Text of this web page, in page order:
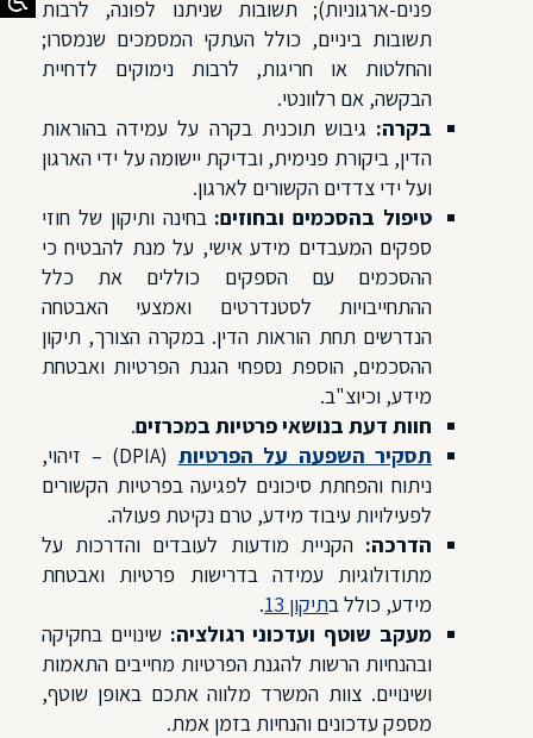
פנים-ארגוניות); תשובות שניתנו לפונה, לרבות
תשובות ביניים, כולל העתקי המסמכים שנמסרו;
והחלטות או חריגות, לרבות נימוקים לדחיית
הבקשה, אם רלוונטי.
בקרה: גיבוש תוכנית בקרה על עמידה בהוראות
הדין, ביקורת פנימית, ובדיקת יישומה על ידי הארגון
ועל ידי צדדים הקשורים לארגון.
טיפול בהסכמים ובחוזים: בחינה ותיקון של חוזי
ספקים המעבדים מידע אישי, על מנת להבטיח כי
ההסכמים עם הספקים כוללים את כלל
ההתחייבויות לסטנדרטים ואמצעי האבטחה
הנדרשים תחת הוראות הדין. במקרה הצורך, תיקון
ההסכמים, הוספת נספחי הגנת הפרטיות ואבטחת
מידע, וכיוצ"ב.
חוות דעת בנושאי פרטיות במכרזים.
תסקיר השפעה על הפרטיות
(DPIA) – זיהוי,
ניתוח והפחתת סיכונים לפגיעה בפרטיות הקשורים
לפעילויות עיבוד מידע, טרם נקיטת פעולה.
הדרכה:הקניית מודעות לעובדים והדרכות על
מתודולוגיות עמידה בדרישות פרטיות ואבטחת
מידע, כולל בתיקון 13
.
מעקב שוטף ועדכוני רגולציה:שינויים בחקיקה
ובהנחיות הרשות להגנת הפרטיות מחייבים התאמות
ושינויים. צוות המשרד מלווה אתכם באופן שוטף,
מספק עדכונים והנחיות בזמן אמת.